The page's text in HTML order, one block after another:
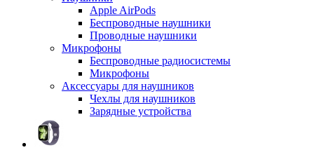
Apple AirPods
Беспроводные наушники
Проводные наушники
Микрофоны
Беспроводные радиосистемы
Микрофоны
Аксессуары для наушников
Чехлы для наушников
Зарядные устройства